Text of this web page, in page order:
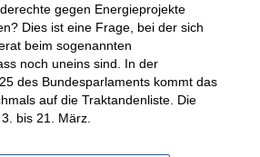
gegen Energieprojekte
Dies ist eine Frage, bei der sich
beim sogenannten
noch uneins sind. In der
des Bundesparlaments kommt das
auf die Traktandenliste. Die
bis 21. März.